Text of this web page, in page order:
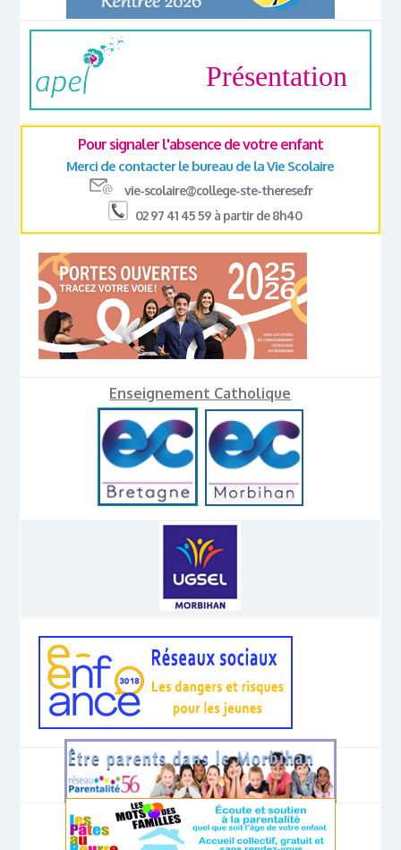
Présentation
Pour signaler l'absence de votre enfant
Merci de contacter le bureau de la Vie Scolaire
vie-scolaire@college-ste-therese.fr
02 97 41 45 59 à partir de 8h40
Enseignement Catholique